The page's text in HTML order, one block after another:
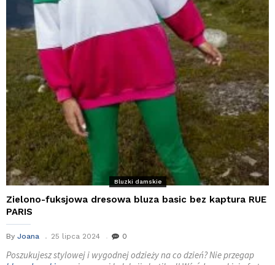
Bluzki damskie
Zielono-fuksjowa dresowa bluza basic bez kaptura RUE
PARIS
By Joana 25 lipca 2024 0
Poszukujesz stylowej i wygodnej odzieży na co dzień? Nie przegap